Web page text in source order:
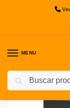
MENU
Inicio Impresoras /